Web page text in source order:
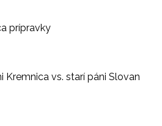
prípravky
Kremnica vs. starí páni Slovan